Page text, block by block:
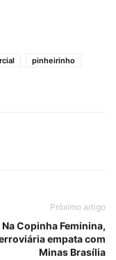
pinheirinho
Próximo artigo
Na Copinha Feminina,
empata com
Minas Brasília